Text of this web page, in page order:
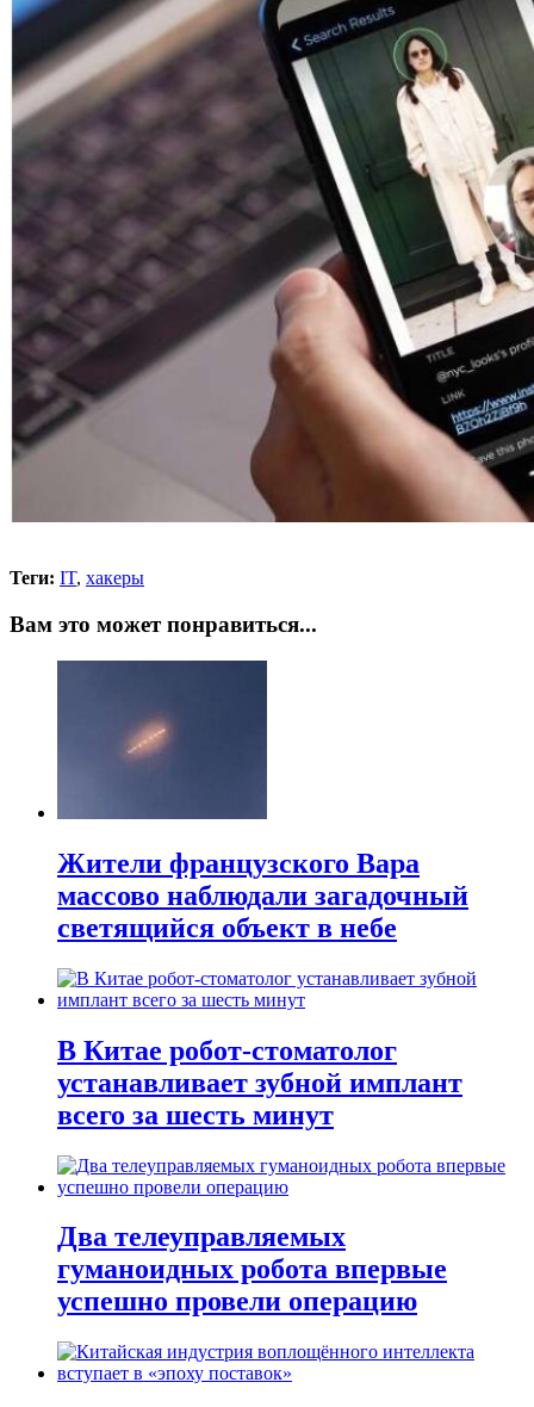
Теги: IT, хакеры
Вам это может понравиться...
Жители французского Вара
массово наблюдали загадочный
светящийся объект в небе
В Китае робот-стоматолог
устанавливает зубной имплант
всего за шесть минут
Два телеуправляемых
гуманоидных робота впервые
успешно провели операцию